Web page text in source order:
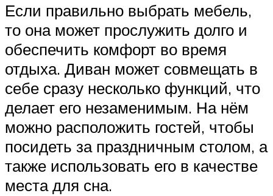
Если правильно выбрать мебель,
то она может прослужить долго и
обеспечить комфорт во время
отдыха. Диван может совмещать в
себе сразу несколько функций, что
делает его незаменимым. На нём
можно расположить гостей, чтобы
посидеть за праздничным столом, а
также использовать его в качестве
места для сна.